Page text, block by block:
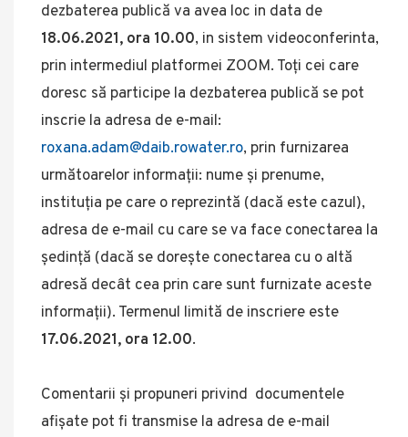
dezbaterea publică va avea loc in data de
18.06.2021, ora 10.00, in sistem videoconferinta,
prin intermediul platformei ZOOM. Toți cei care
doresc să participe la dezbaterea publică se pot
inscrie la adresa de e-mail:
roxana.adam@daib.rowater.ro, prin furnizarea
următoarelor informații: nume și prenume,
instituția pe care o reprezintă (dacă este cazul),
adresa de e-mail cu care se va face conectarea la
ședință (dacă se dorește conectarea cu o altă
adresă decât cea prin care sunt furnizate aceste
informații). Termenul limită de inscriere este
17.06.2021, ora 12.00.
Comentarii și propuneri privind documentele
afișate pot fi transmise la adresa de e-mail